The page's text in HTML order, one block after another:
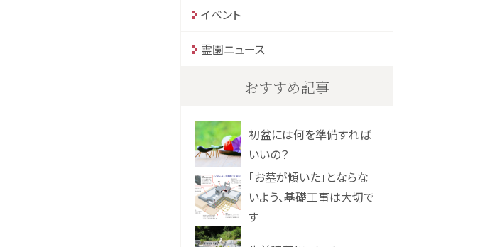
イベント
霊園ニュース
おすすめ記事
初盆には何を準備すれば
いいの？
「お墓が傾いた」とならな
いよう、基礎工事は大切で
す